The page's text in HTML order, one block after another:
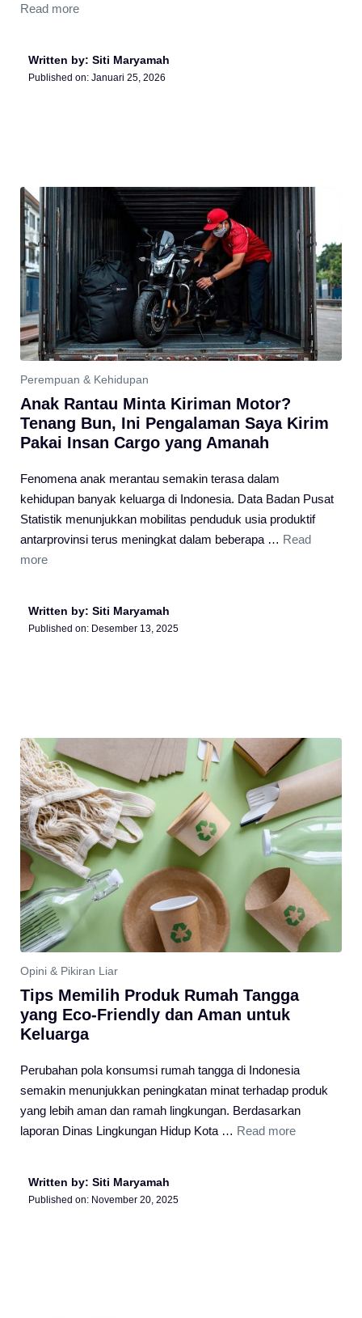
Read more
Written by: Siti Maryamah
Published on: Januari 25, 2026
Perempuan & Kehidupan
Anak Rantau Minta Kiriman Motor?
Tenang Bun, Ini Pengalaman Saya Kirim
Pakai Insan Cargo yang Amanah
Fenomena anak merantau semakin terasa dalam
kehidupan banyak keluarga di Indonesia. Data Badan Pusat
Statistik menunjukkan mobilitas penduduk usia produktif
antarprovinsi terus meningkat dalam beberapa … Read
more
Written by: Siti Maryamah
Published on: Desember 13, 2025
Opini & Pikiran Liar
Tips Memilih Produk Rumah Tangga
yang Eco-Friendly dan Aman untuk
Keluarga
Perubahan pola konsumsi rumah tangga di Indonesia
semakin menunjukkan peningkatan minat terhadap produk
yang lebih aman dan ramah lingkungan. Berdasarkan
laporan Dinas Lingkungan Hidup Kota … Read more
Written by: Siti Maryamah
Published on: November 20, 2025